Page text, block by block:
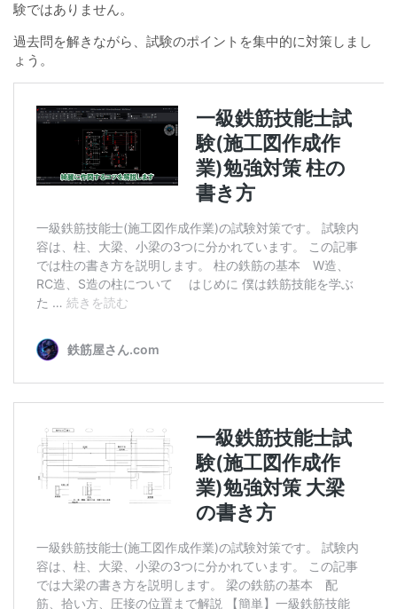
験ではありません。
過去問を解きながら、試験のポイントを集中的に対策しまし
ょう。